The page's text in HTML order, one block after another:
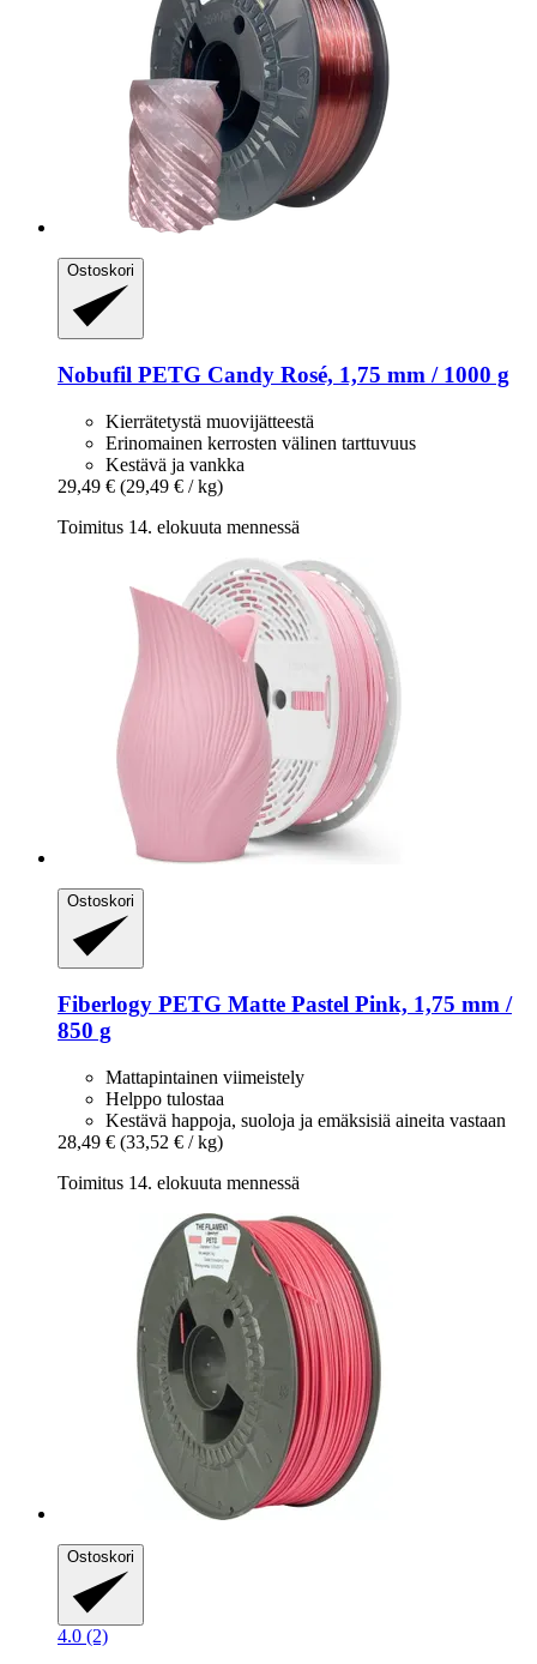
Ostoskori
Nobufil PETG Candy Rosé, 1,75 mm / 1000 g
Kierrätetystä muovijätteestä
Erinomainen kerrosten välinen tarttuvuus
Kestävä ja vankka
29,49 € (29,49 € / kg)
Toimitus 14. elokuuta mennessä
Ostoskori
Fiberlogy PETG Matte Pastel Pink, 1,75 mm /
850 g
Mattapintainen viimeistely
Helppo tulostaa
Kestävä happoja, suoloja ja emäksisiä aineita vastaan
28,49 € (33,52 € / kg)
Toimitus 14. elokuuta mennessä
Ostoskori
4.0 (2)